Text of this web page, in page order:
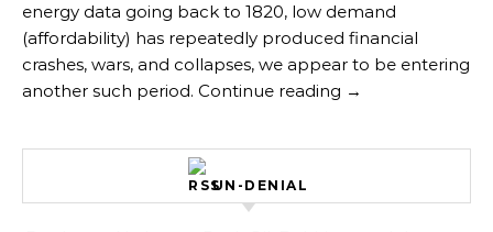
energy data going back to 1820, low demand
(affordability) has repeatedly produced financial
crashes, wars, and collapses, we appear to be entering
another such period. Continue reading →
UN-DENIAL